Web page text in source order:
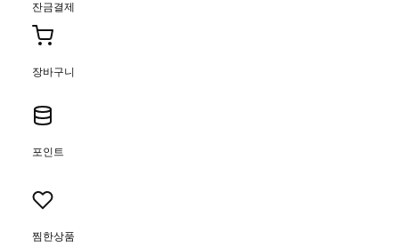
잔금결제
장바구니
포인트
찜한상품